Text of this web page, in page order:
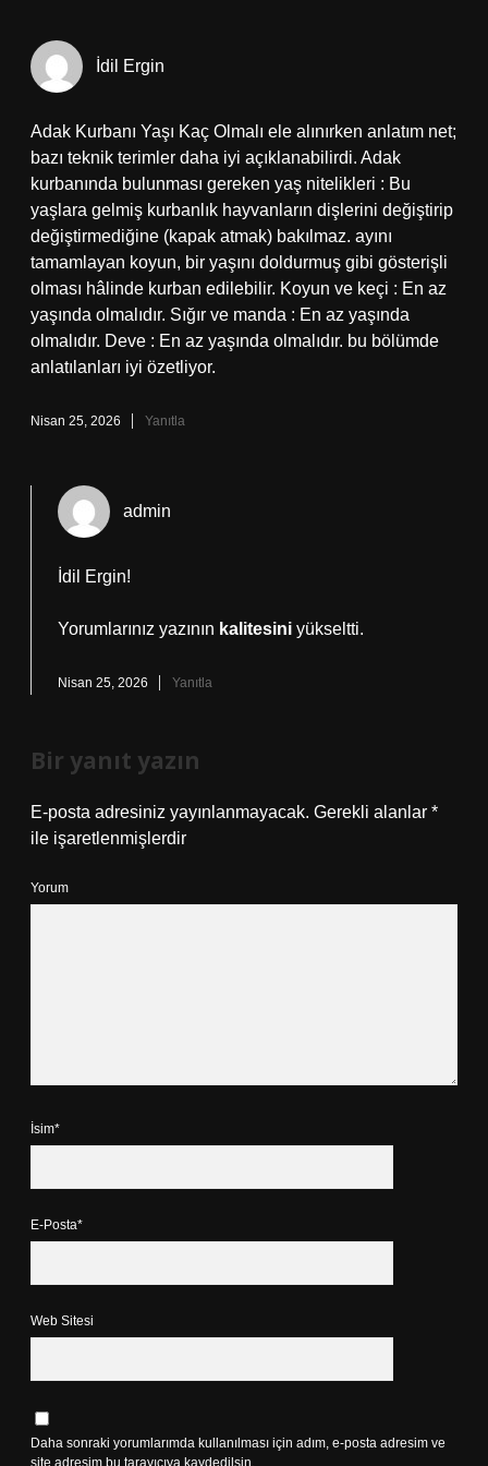
İdil Ergin
Adak Kurbanı Yaşı Kaç Olmalı ele alınırken anlatım net;
bazı teknik terimler daha iyi açıklanabilirdi. Adak
kurbanında bulunması gereken yaş nitelikleri : Bu
yaşlara gelmiş kurbanlık hayvanların dişlerini değiştirip
değiştirmediğine (kapak atmak) bakılmaz. ayını
tamamlayan koyun, bir yaşını doldurmuş gibi gösterişli
olması hâlinde kurban edilebilir. Koyun ve keçi : En az
yaşında olmalıdır. Sığır ve manda : En az yaşında
olmalıdır. Deve : En az yaşında olmalıdır. bu bölümde
anlatılanları iyi özetliyor.
Nisan 25, 2026 Yanıtla
admin
İdil Ergin!
Yorumlarınız yazının kalitesini yükseltti.
Nisan 25, 2026 Yanıtla
Bir yanıt yazın
E-posta adresiniz yayınlanmayacak. Gerekli alanlar *
ile işaretlenmişlerdir
Yorum
İsim*
E-Posta*
Web Sitesi
Daha sonraki yorumlarımda kullanılması için adım, e-posta adresim ve
site adresim bu tarayıcıya kaydedilsin.